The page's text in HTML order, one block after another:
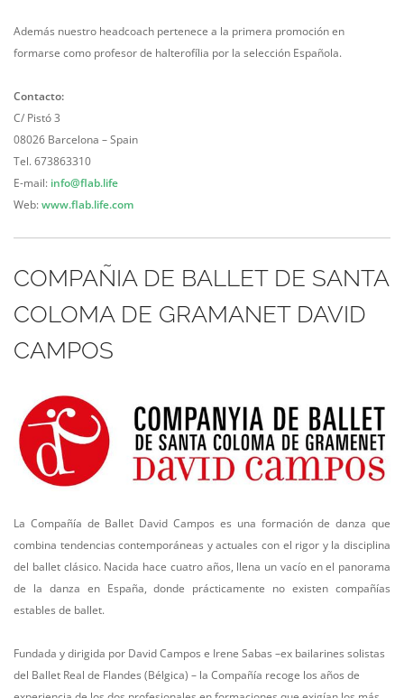
Además nuestro headcoach pertenece a la primera promoción en
formarse como profesor de halterofília por la selección Española.
Contacto:
C/ Pistó 3
08026 Barcelona – Spain
Tel. 673863310
E-mail: info@flab.life
Web:www.flab.life.com
COMPAÑIA DE BALLET DE SANTA
COLOMA DE GRAMANET DAVID
CAMPOS
La Compañía de Ballet David Campos es una formación de danza que
combina tendencias contemporáneas y actuales con el rigor y la disciplina
del ballet clásico. Nacida hace cuatro años, llena un vacío en el panorama
de la danza en España, donde prácticamente no existen compañías
estables de ballet.
Fundada y dirigida por David Campos e Irene Sabas –ex bailarines solistas
del Ballet Real de Flandes (Bélgica) – la Compañía recoge los años de